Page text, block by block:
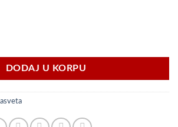
marker količina
DODAJ U KORPU